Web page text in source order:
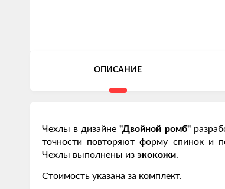
ОПИСАНИЕ
Чехлы в дизайне"Двойной ромб"
точности повторяют форму спинок и
Чехлы выполнены из экокожи.
Стоимость указана за комплект.